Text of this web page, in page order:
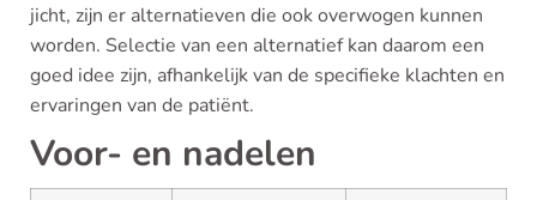
jicht, zijn er alternatieven die ook overwogen kunnen
worden. Selectie van een alternatief kan daarom een
goed idee zijn, afhankelijk van de specifieke klachten en
ervaringen van de patiënt.
Voor- en nadelen